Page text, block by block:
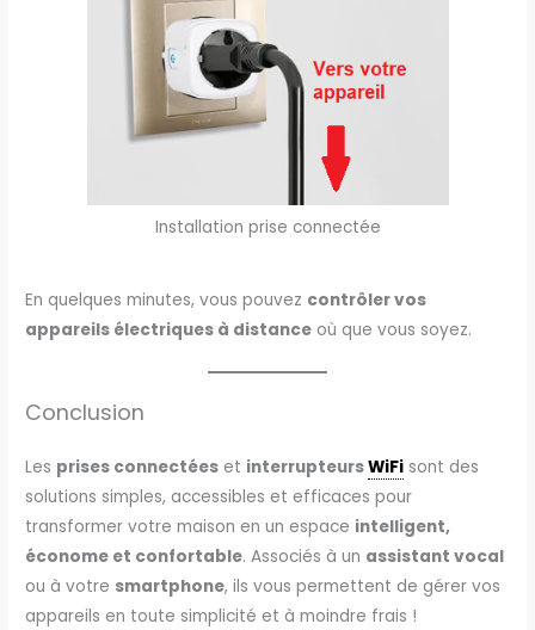
Installation prise connectée
En quelques minutes, vous pouvez contrôler vos
appareils électriques à distance où que vous soyez.
Conclusion
Les prises connectées et interrupteursWiFi sont des
solutions simples, accessibles et efficaces pour
transformer votre maison en un espace intelligent,
économe et confortable. Associés à un assistant vocal
ou à votre smartphone, ils vous permettent de gérer vos
appareils en toute simplicité et à moindre frais !